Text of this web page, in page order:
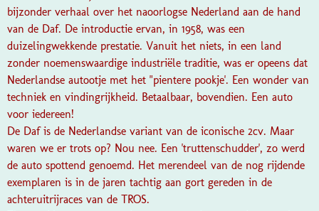
bijzonder verhaal over het naoorlogse Nederland aan de hand
van de Daf. De introductie ervan, in 1958, was een
duizelingwekkende prestatie. Vanuit het niets, in een land
zonder noemenswaardige industriële traditie, was er opeens dat
Nederlandse autootje met het "pientere pookje'. Een wonder van
techniek en vindingrijkheid. Betaalbaar, bovendien. Een auto
voor iedereen!
De Daf is de Nederlandse variant van de iconische 2cv. Maar
waren we er trots op? Nou nee. Een 'truttenschudder', zo werd
de auto spottend genoemd. Het merendeel van de nog rijdende
exemplaren is in de jaren tachtig aan gort gereden in de
achteruitrijraces van de TROS.